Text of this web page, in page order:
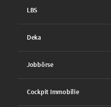
LBS
Deka
Jobbörse
Cockpit Immobilie